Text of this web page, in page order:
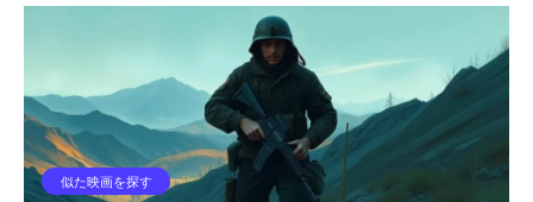
似た映画を探す